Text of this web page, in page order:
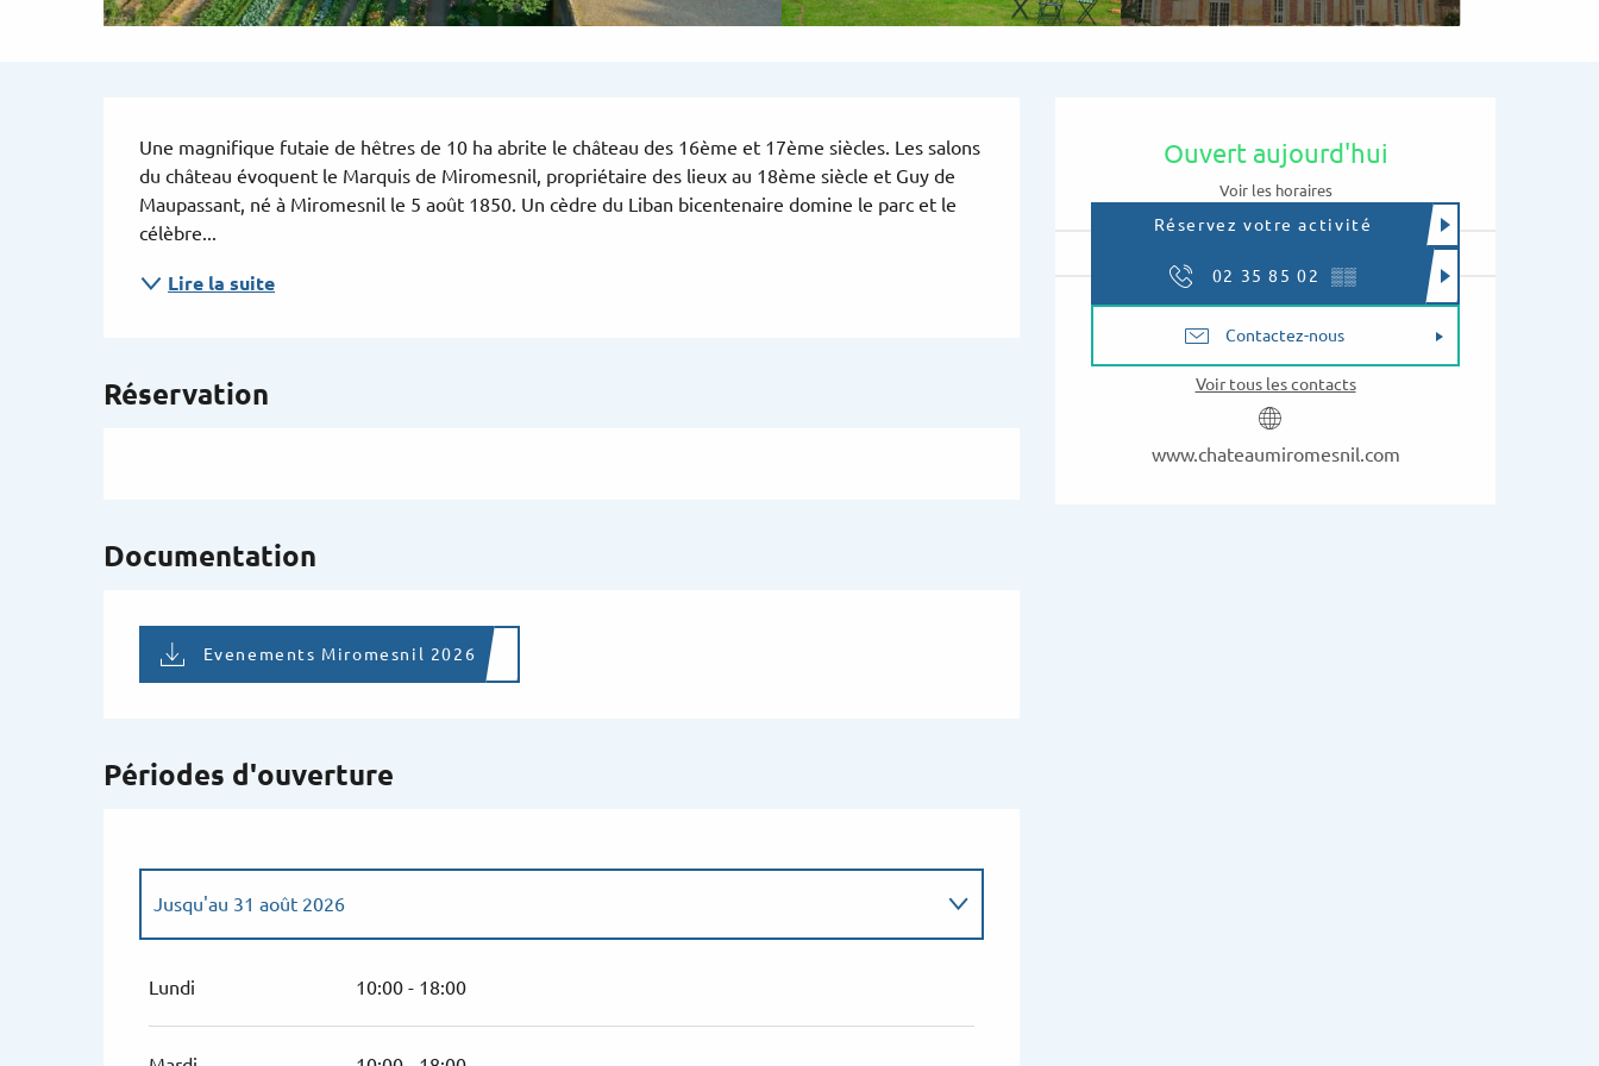
Ouverture et
Ouvert aujourd'hui
Voir les horaires
Réservez votre activité
02 35 85 02 ▒▒
Contactez-nous
Voir tous les contacts
www.chateaumiromesnil.com
Description
Une magnifique futaie de hêtres de 10 ha abrite le château des 16ème et 17ème siècles. Les salons
du château évoquent le Marquis de Miromesnil, propriétaire des lieux au 18ème siècle et Guy de
Maupassant, né à Miromesnil le 5 août 1850. Un cèdre du Liban bicentenaire domine le parc et le
célèbre...
Lire la suite
Réservation
Documentation
Evenements Miromesnil 2026
Périodes d'ouverture
Jusqu'au 31 août 2026
Lundi 10:00 - 18:00